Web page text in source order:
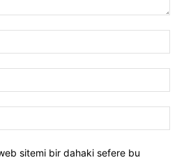
sitemi bir dahaki sefere bu